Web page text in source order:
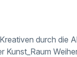
durch die
Kunst_Raum